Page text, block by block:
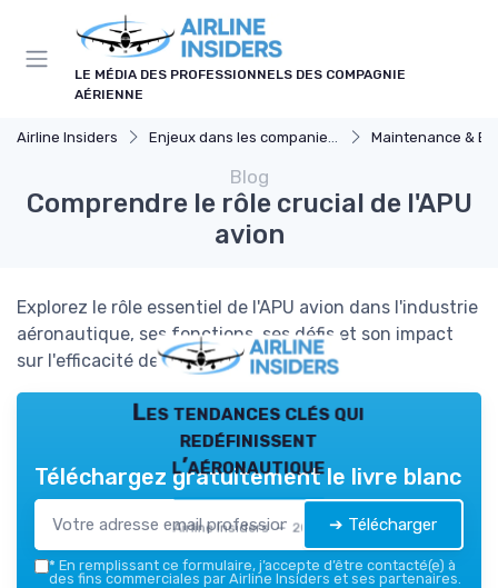
LE MÉDIA DES PROFESSIONNELS DES COMPAGNIE
AÉRIENNE
Airline Insiders Enjeux dans les companies d'aviation Maintenance &
Blog
Comprendre le rôle crucial de l'APU
avion
Explorez le rôle essentiel de l'APU avion dans l'industrie
aéronautique, ses fonctions, ses défis et son impact
sur l'efficacité des vols.
Les tendances clés qui
redéfinissent
l’aéronautique
Airline Insiders — 2026
Téléchargez gratuitement le livre blanc
➔ Télécharger
* En remplissant ce formulaire, j’accepte d’être contacté(e) à
des fins commerciales par Airline Insiders et ses partenaires.
Panneau de gestion des cookies